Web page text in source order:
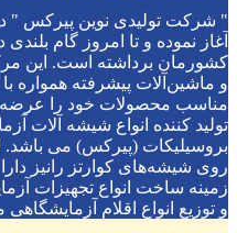
آغاز نموده و تا امروز گام
کشورمان برداشته است. این
و ماشین‌آلات پیشرفته همواره
مناسب محصولات خود را
تولید کننده انواع شیشه آلات
بروسیلیکات (پیرکس) می
روی شیشه‌های کوارتز رانیز
زمینه ساخت انواع تجهیزات
و توزیع انواع اقلام